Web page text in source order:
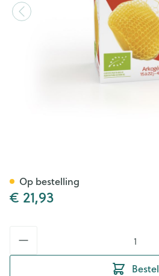
€ 21,93
Bestel
Op bestelling